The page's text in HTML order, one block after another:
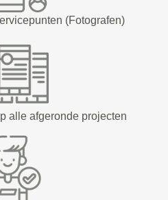
(Fotografen)
alle afgeronde projecten